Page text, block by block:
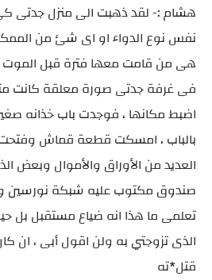
هشام :- لقد ذهبت الى منزل جدتى
نفس نوع الدواء او اى شئ من
هى من قامت معها فترة قبل الموت
فى غرفة جدتى صورة معلقة كانت
اضبط مكانها ، فوجدت باب خذانه
بالباب ، امسكت قطعة قماش وفتحت
العديد من الأوراق والأموال
صندوق مكتوب عليه شبكة نورسين
تعلمى ما هذا انه ضياع مستقبل بل
الذى تزوجتي به ولن اقول أبى ، ان
قتل*ته